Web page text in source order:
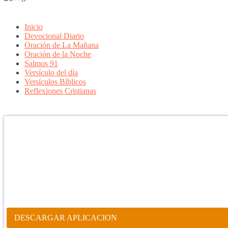
Inicio
Devocional Diario
Oración de La Mañana
Oración de la Noche
Salmos 91
Versículo del día
Versículos Bíblicos
Reflexiones Cristianas
DESCARGAR APLICACION